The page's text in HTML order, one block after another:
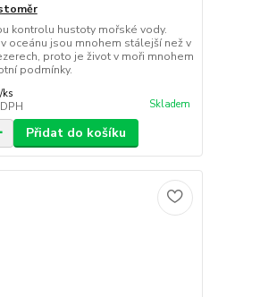
kontrolu hustoty mořské vody.
oceánu jsou mnohem stálejší než v
proto je život v moři mnohem
podmínky.
/ks
Skladem
Přidat do košíku